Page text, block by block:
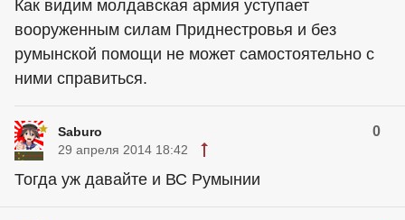
Как видим молдавская армия уступает
вооруженным силам Приднестровья и без
румынской помощи не может самостоятельно с
ними справиться.
Saburo 0
29 апреля 2014 18:42
Тогда уж давайте и ВС Румынии